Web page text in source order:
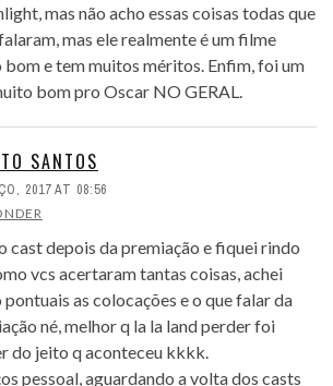
mas não acho essas coisas todas que
mas ele realmente é um filme
bom e tem muitos méritos. Enfim, foi um
bom pro Oscar NO GERAL.
SANTOS
2017 AT 08:56
cast depois da premiação e fiquei rindo
vcs acertaram tantas coisas, achei
as colocações e o que falar da
né, melhor q la la land perder foi
do jeito q aconteceu kkkk.
pessoal, aguardando a volta dos casts